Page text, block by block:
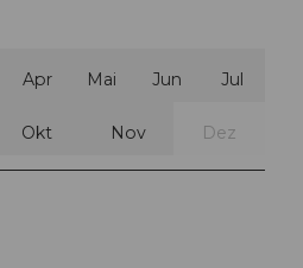
Apr Mai Jun Jul
Okt Nov Dez